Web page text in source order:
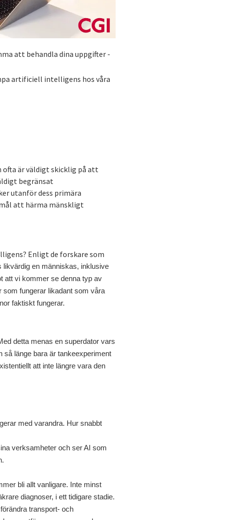
att behandla dina uppgifter -
artificiell intelligens hos våra
är väldigt skicklig på att
begränsat
utanför dess primära
mål att härma mänskligt
Enligt de forskare som
likvärdig en människas, inklusive
att vi kommer se denna typ av
som fungerar likadant som våra
faktiskt fungerar.
detta menas en superdator vars
så länge bara är tankeexperiment
att inte längre vara den
med varandra. Hur snabbt
verksamheter och ser AI som
bli allt vanligare. Inte minst
diagnoser, i ett tidigare stadie.
transport- och